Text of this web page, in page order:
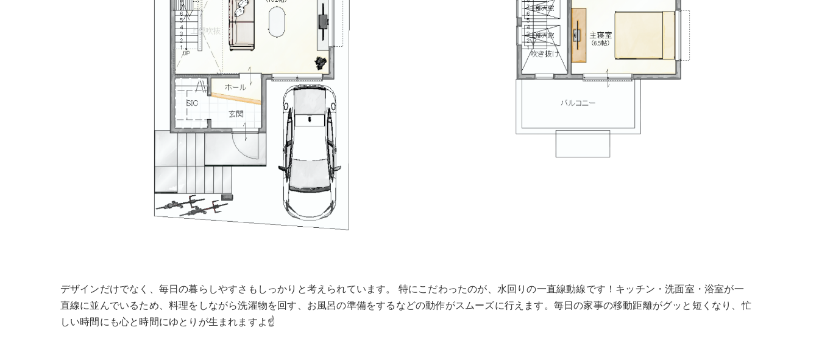
デザインだけでなく、毎日の暮らしやすさもしっかりと考えられています。 特にこだわったのが、水回りの一直線動線です！キッチン・洗面室・浴室が一
直線に並んでいるため、料理をしながら洗濯物を回す、お風呂の準備をするなどの動作がスムーズに行えます。毎日の家事の移動距離がグッと短くなり、忙
しい時間にも心と時間にゆとりが生まれますよ☝️